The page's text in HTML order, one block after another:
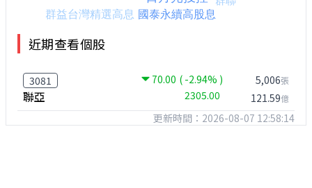
近期查看個股
3081 70.00 ( -2.94% )
聯亞 2305.00
5,006張
121.59億
更新時間：2026-08-07 12:58:14